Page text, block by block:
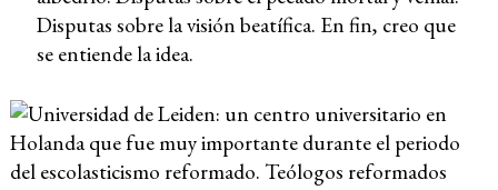
Disputas sobre la visión beatífica. En fin, creo que
se entiende la idea.